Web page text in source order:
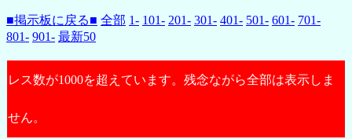
■掲示板に戻る■ 全部 1- 101- 201- 301- 401- 501- 601- 701-
801- 901- 最新50
レス数が1000を超えています。残念ながら全部は表示しま
せん。